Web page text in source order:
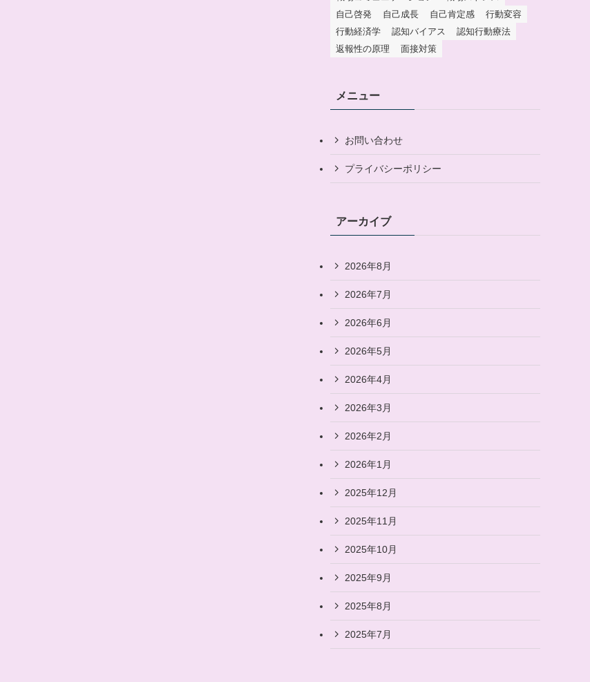
自己啓発
自己成長 自己肯定感
行動変容
行動経済学
認知バイアス
認知行動療法
返報性の原理
面接対策
メニュー
お問い合わせ
プライバシーポリシー
アーカイブ
2026年8月
2026年7月
2026年6月
2026年5月
2026年4月
2026年3月
2026年2月
2026年1月
2025年12月
2025年11月
2025年10月
2025年9月
2025年8月
2025年7月